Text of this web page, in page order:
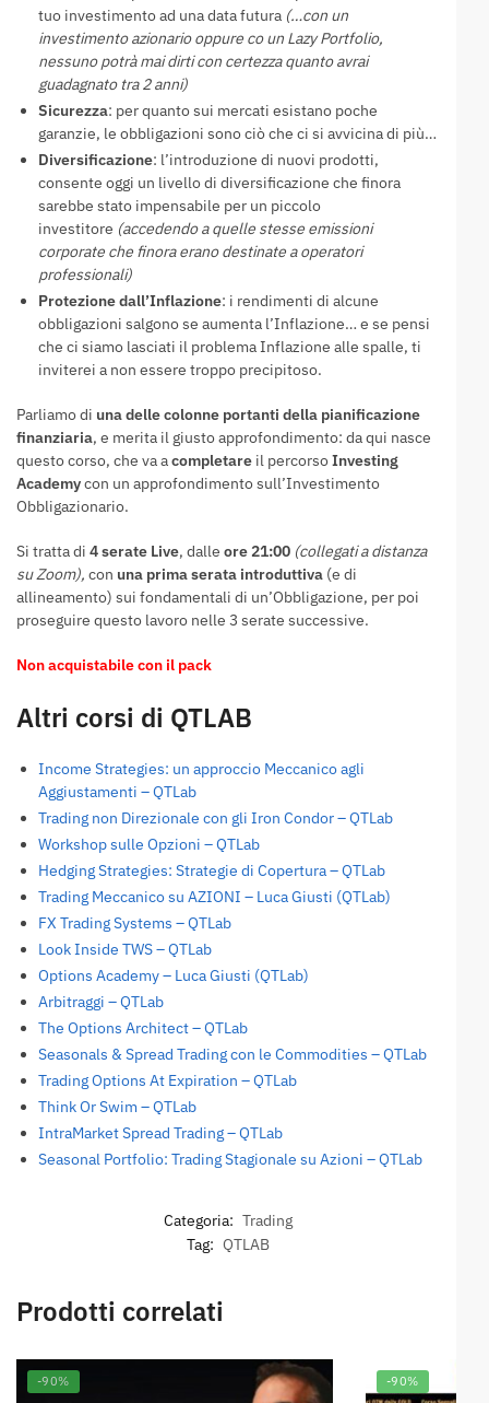
tuo investimento ad una data futura (…con un
investimento azionario oppure co un Lazy Portfolio,
nessuno potrà mai dirti con certezza quanto avrai
guadagnato tra 2 anni)
Sicurezza: per quanto sui mercati esistano poche
garanzie, le obbligazioni sono ciò che ci si avvicina di più…
Diversificazione: l’introduzione di nuovi prodotti,
consente oggi un livello di diversificazione che finora
sarebbe stato impensabile per un piccolo
investitore (accedendo a quelle stesse emissioni
corporate che finora erano destinate a operatori
professionali)
Protezione dall’Inflazione: i rendimenti di alcune
obbligazioni salgono se aumenta l’Inflazione… e se pensi
che ci siamo lasciati il problema Inflazione alle spalle, ti
inviterei a non essere troppo precipitoso.
Parliamo di una delle colonne portanti della pianificazione
finanziaria, e merita il giusto approfondimento: da qui nasce
questo corso, che va acompletare il percorsoInvesting
Academycon un approfondimento sull’Investimento
Obbligazionario.
Si tratta di 4 serate Live, dalle ore 21:00 (collegati a distanza
su Zoom), con una prima serata introduttiva (e di
allineamento) sui fondamentali di un’Obbligazione, per poi
proseguire questo lavoro nelle 3 serate successive.
Non acquistabile con il pack
Altri corsi di QTLAB
Income Strategies: un approccio Meccanico agli
Aggiustamenti – QTLab
Trading non Direzionale con gli Iron Condor – QTLab
Workshop sulle Opzioni – QTLab
Hedging Strategies: Strategie di Copertura – QTLab
Trading Meccanico su AZIONI – Luca Giusti (QTLab)
FX Trading Systems – QTLab
Look Inside TWS – QTLab
Options Academy – Luca Giusti (QTLab)
Arbitraggi – QTLab
The Options Architect – QTLab
Seasonals & Spread Trading con le Commodities – QTLab
Trading Options At Expiration – QTLab
Think Or Swim – QTLab
IntraMarket Spread Trading – QTLab
Seasonal Portfolio: Trading Stagionale su Azioni – QTLab
Categoria: Trading
Tag: QTLAB
Prodotti correlati
-90% -90%